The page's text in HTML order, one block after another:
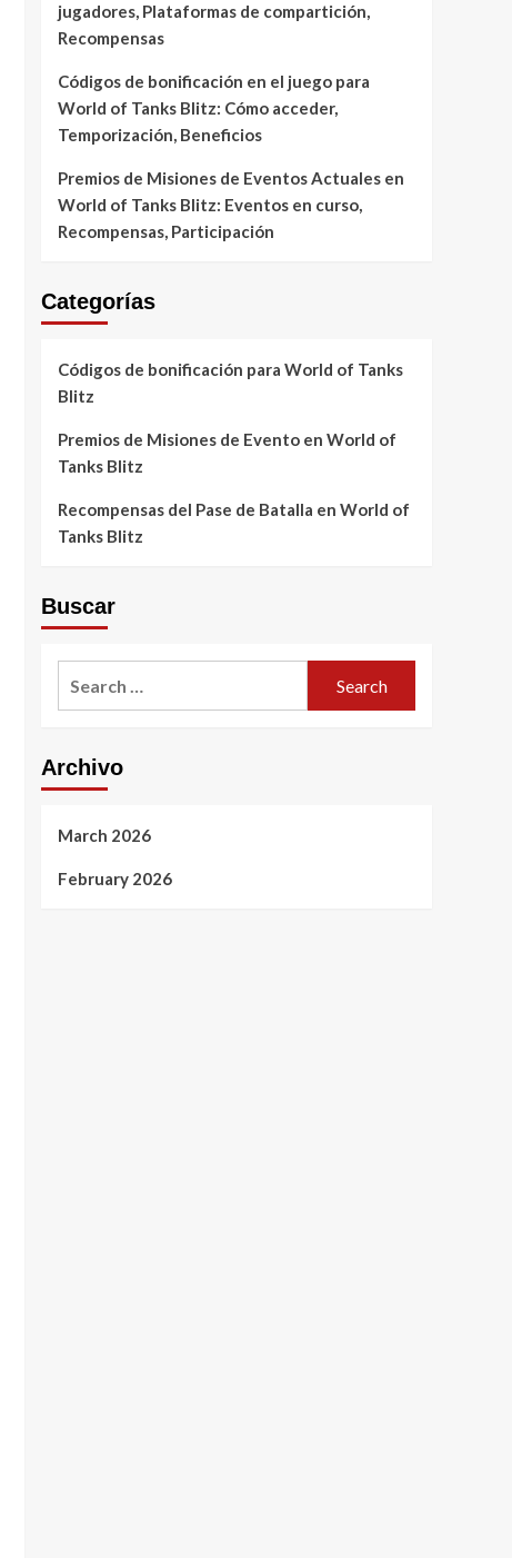
jugadores, Plataformas de compartición,
Recompensas
Códigos de bonificación en el juego para
World of Tanks Blitz: Cómo acceder,
Temporización, Beneficios
Premios de Misiones de Eventos Actuales en
World of Tanks Blitz: Eventos en curso,
Recompensas, Participación
Categorías
Códigos de bonificación para World of Tanks
Blitz
Premios de Misiones de Evento en World of
Tanks Blitz
Recompensas del Pase de Batalla en World of
Tanks Blitz
Buscar
Archivo
March 2026
February 2026